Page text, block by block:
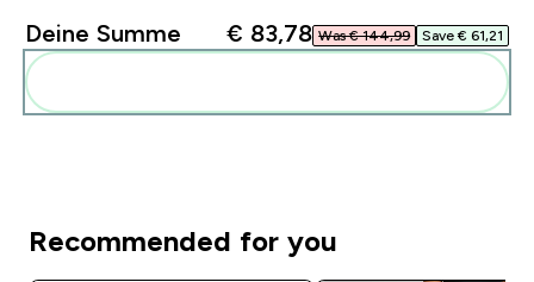
Deine Summe € 83,78‎ Was € 144,99‎ Save € 61,21‎
Recommended for you